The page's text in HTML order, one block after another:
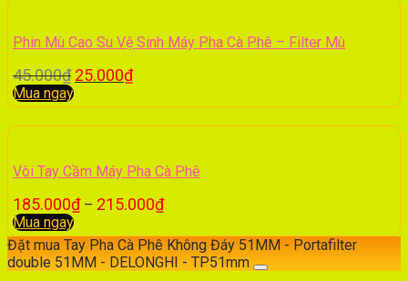
Phin Mù Cao Su Vệ Sinh Máy Pha Cà Phê – Filter Mù
45.000₫ 25.000₫
Mua ngay
Vòi Tay Cầm Máy Pha Cà Phê
185.000₫– 215.000₫
Mua ngay
Đặt mua Tay Pha Cà Phê Không Đáy 51MM - Portafilter
double 51MM - DELONGHI - TP51mm